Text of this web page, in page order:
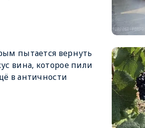
пытается вернуть
вина, которое пили
в античности